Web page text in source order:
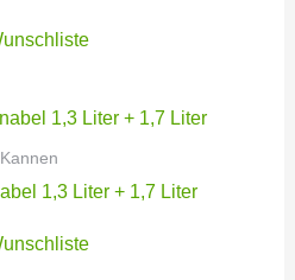
Kannen
1,3 Liter + 1,7 Liter